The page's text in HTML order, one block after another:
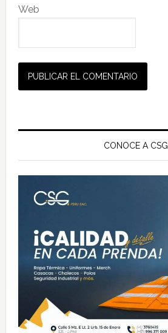
Web
Barra
principal
CONOCE A CSG